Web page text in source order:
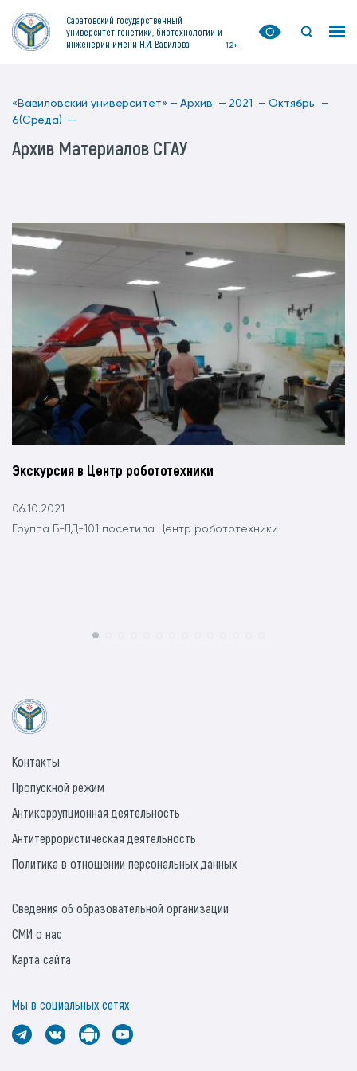
Саратовский государственный
университет генетики, биотехнологии и
инженерии имени Н.И. Вавилова
12+
«Вавиловский университет» — Архив — 2021 — Октябрь —
6(Среда) —
Архив Материалов СГАУ
Экскурсия в Центр робототехники
06.10.2021
Группа Б-ЛД-101 посетила Центр робототехники
Контакты
Пропускной режим
Антикоррупционная деятельность
Антитеррористическая деятельность
Политика в отношении персональных данных
Сведения об образовательной организации
СМИ о нас
Карта сайта
Мы в социальных сетях